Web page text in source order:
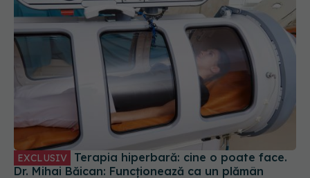
EXCLUSIV Terapia hiperbară: cine o poate face.
Dr. Mihai Băican: Funcționează ca un plămân
extern
07 iul 2025, 19:12